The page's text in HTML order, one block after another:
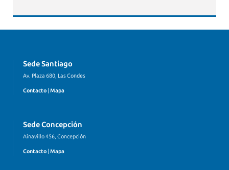
Sede Santiago
Av. Plaza 680, Las Condes
Contacto Mapa
Sede Concepción
Ainavillo 456, Concepción
Contacto | Mapa